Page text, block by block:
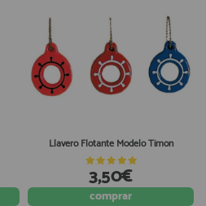
Llavero Flotante Modelo Timon
3,50€
comprar